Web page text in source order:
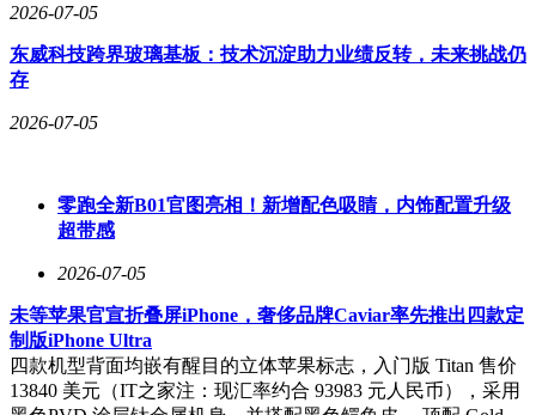
2026-07-05
东威科技跨界玻璃基板：技术沉淀助力业绩反转，未来挑战仍
存
2026-07-05
零跑全新B01官图亮相！新增配色吸睛，内饰配置升级
超带感
2026-07-05
未等苹果官宣折叠屏iPhone，奢侈品牌Caviar率先推出四款定
制版iPhone Ultra
四款机型背面均嵌有醒目的立体苹果标志，入门版 Titan 售价
13840 美元（IT之家注：现汇率约合 93983 元人民币），采用